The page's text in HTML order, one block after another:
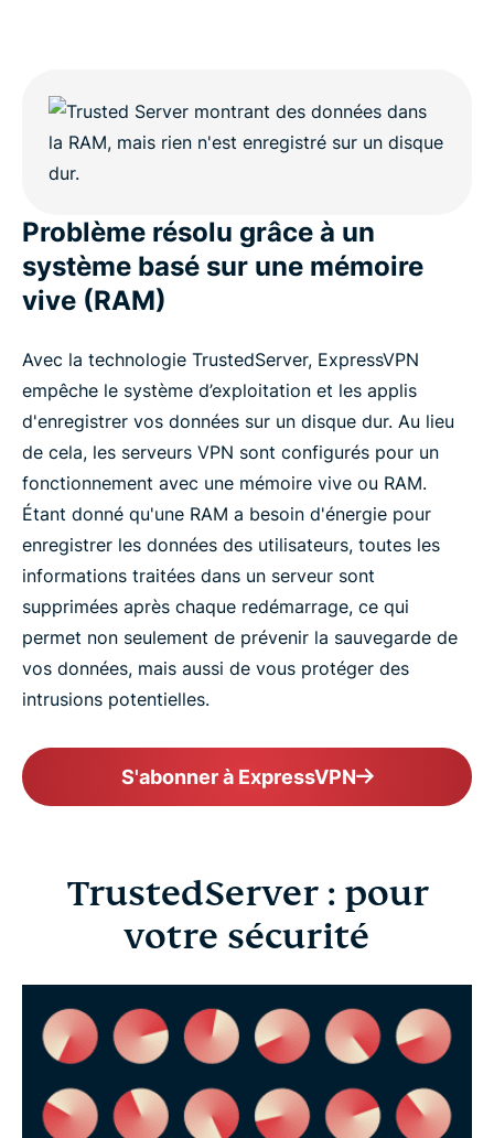
Problème résolu grâce à un
système basé sur une mémoire
vive (RAM)
Avec la technologie TrustedServer, ExpressVPN
empêche le système d’exploitation et les applis
d'enregistrer vos données sur un disque dur. Au lieu
de cela, les serveurs VPN sont configurés pour un
fonctionnement avec une mémoire vive ou RAM.
Étant donné qu'une RAM a besoin d'énergie pour
enregistrer les données des utilisateurs, toutes les
informations traitées dans un serveur sont
supprimées après chaque redémarrage, ce qui
permet non seulement de prévenir la sauvegarde de
vos données, mais aussi de vous protéger des
intrusions potentielles.
S'abonner à ExpressVPN
TrustedServer : pour
votre sécurité